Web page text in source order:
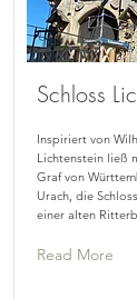
Schloss
Inspiriert von
Lichtenstein ließ
Graf von
Urach, die
einer alten
Read More